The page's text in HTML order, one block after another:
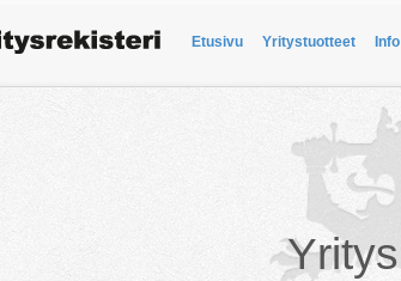
Etusivu Yritystuotteet Info
Yritys